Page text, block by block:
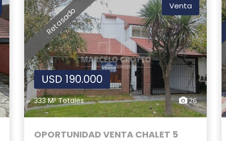
Retasado Venta
USD 190.000
333 M² Totales 26
OPORTUNIDAD VENTA CHALET 5